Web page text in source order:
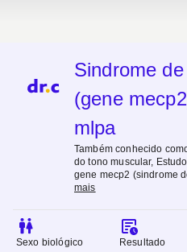
Sindrome
(gene
mlpa
Também conhecido
do tono muscular,
gene mecp2 (sindrome
mais
Sexo biológico
Resultado